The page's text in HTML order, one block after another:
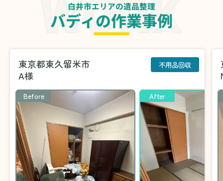
白井市エリアの遺品整理
バディの作業事例
東京都東久留米市
A様
不用品回収
Before After